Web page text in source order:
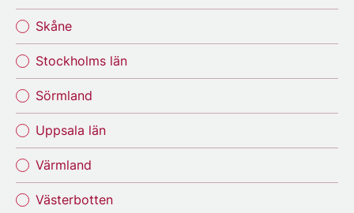
Skåne
Stockholms län
Sörmland
Uppsala län
Värmland
Västerbotten